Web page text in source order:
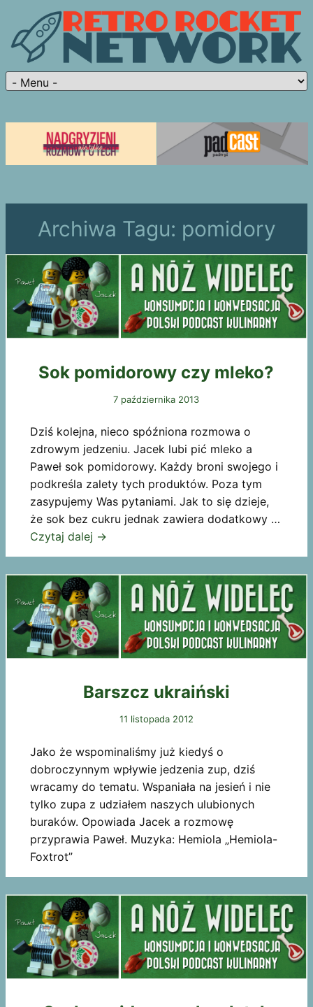
Archiwa Tagu: pomidory
Sok pomidorowy czy mleko?
7 października 2013
Dziś kolejna, nieco spóźniona rozmowa o
zdrowym jedzeniu. Jacek lubi pić mleko a
Paweł sok pomidorowy. Każdy broni swojego i
podkreśla zalety tych produktów. Poza tym
zasypujemy Was pytaniami. Jak to się dzieje,
że sok bez cukru jednak zawiera dodatkowy …
Czytaj dalej →
Barszcz ukraiński
11 listopada 2012
Jako że wspominaliśmy już kiedyś o
dobroczynnym wpływie jedzenia zup, dziś
wracamy do tematu. Wspaniała na jesień i nie
tylko zupa z udziałem naszych ulubionych
buraków. Opowiada Jacek a rozmowę
przyprawia Paweł. Muzyka: Hemiola „Hemiola-
Foxtrot”